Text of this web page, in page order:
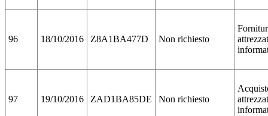
96 18/10/2016 Z8A1BA477D Non richiesto
97 19/10/2016 ZAD1BA85DE Non richiesto